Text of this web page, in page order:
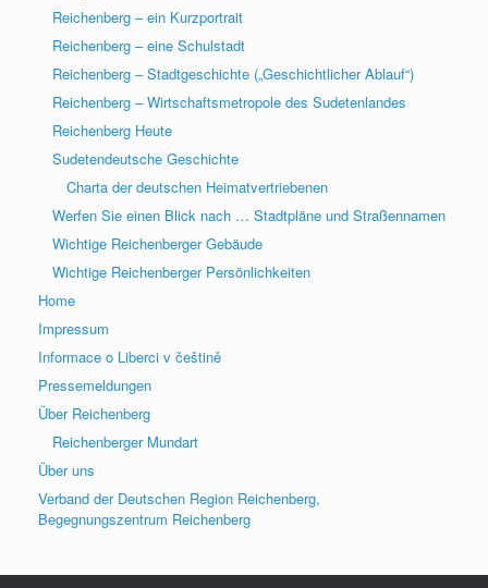
Reichenberg – ein Kurzportrait
Reichenberg – eine Schulstadt
Reichenberg – Stadtgeschichte („Geschichtlicher Ablauf“)
Reichenberg – Wirtschaftsmetropole des Sudetenlandes
Reichenberg Heute
Sudetendeutsche Geschichte
Charta der deutschen Heimatvertriebenen
Werfen Sie einen Blick nach … Stadtpläne und Straßennamen
Wichtige Reichenberger Gebäude
Wichtige Reichenberger Persönlichkeiten
Home
Impressum
Informace o Liberci v češtině
Pressemeldungen
Über Reichenberg
Reichenberger Mundart
Über uns
Verband der Deutschen Region Reichenberg,
Begegnungszentrum Reichenberg